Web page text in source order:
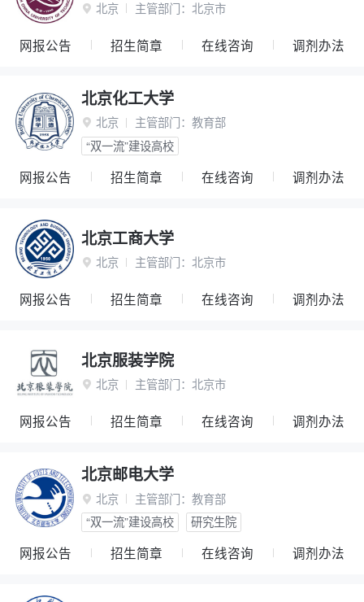
 北京 主管部门： 北京市
网报公告 招生简章 在线咨询 调剂办法
北京化工大学
 北京 主管部门： 教育部
“双一流”建设高校
网报公告 招生简章 在线咨询 调剂办法
北京工商大学
 北京 主管部门： 北京市
网报公告 招生简章 在线咨询 调剂办法
北京服装学院
 北京 主管部门： 北京市
网报公告 招生简章 在线咨询 调剂办法
北京邮电大学
 北京 主管部门： 教育部
“双一流”建设高校
研究生院
网报公告 招生简章 在线咨询 调剂办法